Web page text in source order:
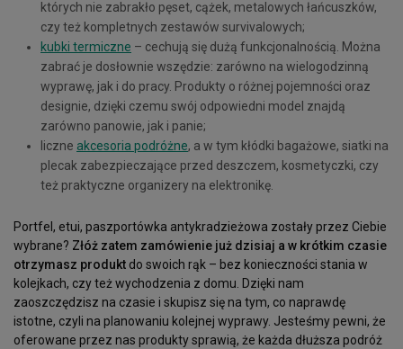
których nie zabrakło pęset, cążek, metalowych łańcuszków,
czy też kompletnych zestawów survivalowych;
kubki termiczne – cechują się dużą funkcjonalnością. Można
zabrać je dosłownie wszędzie: zarówno na wielogodzinną
wyprawę, jak i do pracy. Produkty o różnej pojemności oraz
designie, dzięki czemu swój odpowiedni model znajdą
zarówno panowie, jak i panie;
liczne akcesoria podróżne, a w tym kłódki bagażowe, siatki na
plecak zabezpieczające przed deszczem, kosmetyczki, czy
też praktyczne organizery na elektronikę.
Portfel, etui, paszportówka antykradzieżowa zostały przez Ciebie
wybrane? Złóż zatem zamówienie już dzisiaj a w krótkim czasie
otrzymasz produkt do swoich rąk – bez konieczności stania w
kolejkach, czy też wychodzenia z domu. Dzięki nam
zaoszczędzisz na czasie i skupisz się na tym, co naprawdę
istotne, czyli na planowaniu kolejnej wyprawy. Jesteśmy pewni, że
oferowane przez nas produkty sprawią, że każda dłuższa podróż